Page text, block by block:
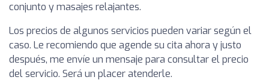
conjunto y masajes relajantes.
Los precios de algunos servicios pueden variar según el
caso. Le recomiendo que agende su cita ahora y justo
después, me envíe un mensaje para consultar el precio
del servicio. Será un placer atenderle.